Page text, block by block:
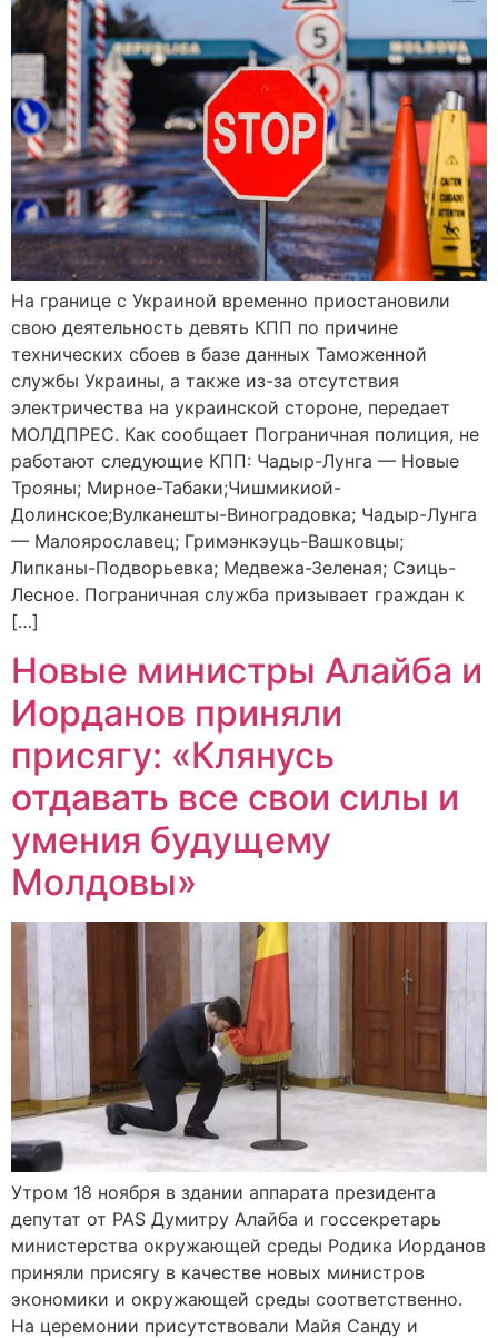
На границе с Украиной временно приостановили
свою деятельность девять КПП по причине
технических сбоев в базе данных Таможенной
службы Украины, а также из-за отсутствия
электричества на украинской стороне, передает
МОЛДПРЕС. Как сообщает Пограничная полиция, не
работают следующие КПП: Чадыр-Лунга — Новые
Трояны; Мирное-Табаки;Чишмикиой-
Долинское;Вулканешты-Виноградовка; Чадыр-Лунга
— Малоярославец; Гримэнкэуць-Вашковцы;
Липканы-Подворьевка; Медвежа-Зеленая; Сэиць-
Лесное. Пограничная служба призывает граждан к
[…]
Новые министры Алайба и
Иорданов приняли
присягу: «Клянусь
отдавать все свои силы и
умения будущему
Молдовы»
Утром 18 ноября в здании аппарата президента
депутат от PAS Думитру Алайба и госсекретарь
министерства окружающей среды Родика Иорданов
приняли присягу в качестве новых министров
экономики и окружающей среды соответственно.
На церемонии присутствовали Майя Санду и